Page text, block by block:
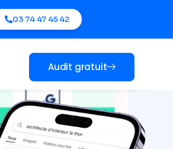
03 74 47 45 42
Audit gratuit